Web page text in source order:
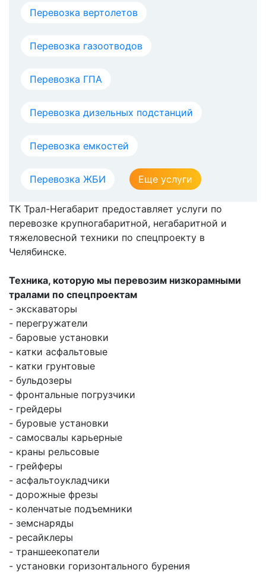
Перевозка вертолетов
Перевозка газоотводов
Перевозка ГПА
Перевозка дизельных подстанций
Перевозка емкостей
Перевозка ЖБИ Еще услуги
ТК Трал-Негабарит предоставляет услуги по
перевозке крупногабаритной, негабаритной и
тяжеловесной техники по спецпроекту в
Челябинске.
Техника, которую мы перевозим низкорамными
тралами по спецпроектам
- экскаваторы
- перегружатели
- баровые установки
- катки асфальтовые
- катки грунтовые
- бульдозеры
- фронтальные погрузчики
- грейдеры
- буровые установки
- самосвалы карьерные
- краны рельсовые
- грейферы
- асфальтоукладчики
- дорожные фрезы
- коленчатые подъемники
- земснаряды
- ресайклеры
- траншеекопатели
- установки горизонтального бурения